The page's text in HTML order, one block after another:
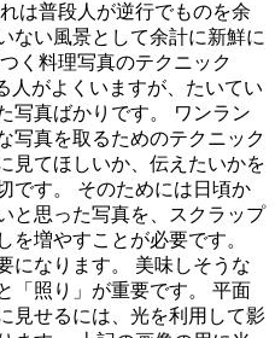
は普段人が逆行でものを余
ない風景として余計に新鮮に
く料理写真のテクニック
人がよくいますが、たいてい
写真ばかりです。 ワンラン
写真を取るためのテクニック
見てほしいか、伝えたいかを
です。 そのためには日頃か
と思った写真を、スクラップ
を増やすことが必要です。
になります。 美味しそうな
「照り」が重要です。 平面
見せるには、光を利用して影